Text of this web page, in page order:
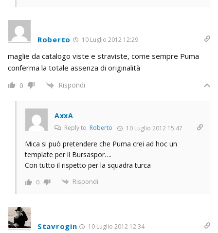
Roberto 10 Luglio 2012 12:29
maglie da catalogo viste e straviste, come sempre Puma
conferma la totale assenza di originalità
0 Rispondi
AxxA
Reply to Roberto 10 Luglio 2012 15:47
Mica si può pretendere che Puma crei ad hoc un
template per il Bursaspor….
Con tutto il rispetto per la squadra turca
0 Rispondi
Stavrogin 10 Luglio 2012 12:34